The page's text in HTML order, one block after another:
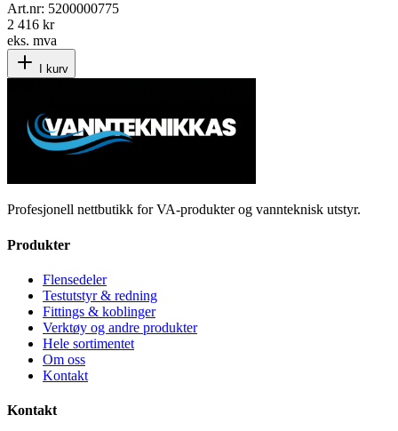
Art.nr: 5200000775
2 416 kr
eks. mva
I kurv
Profesjonell nettbutikk for VA-produkter og vannteknisk utstyr.
Produkter
Flensedeler
Testutstyr & redning
Fittings & koblinger
Verktøy og andre produkter
Hele sortimentet
Om oss
Kontakt
Kontakt